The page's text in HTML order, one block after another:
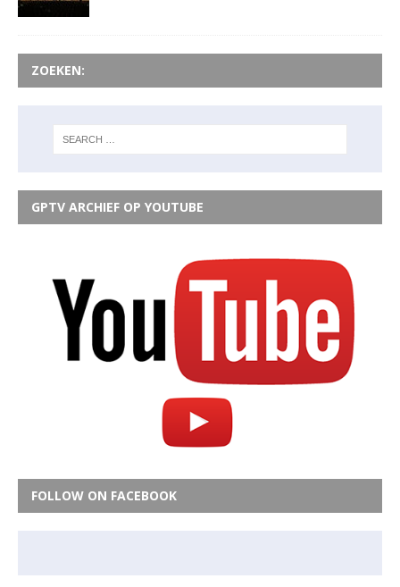
ZOEKEN:
GPTV ARCHIEF OP YOUTUBE
FOLLOW ON FACEBOOK